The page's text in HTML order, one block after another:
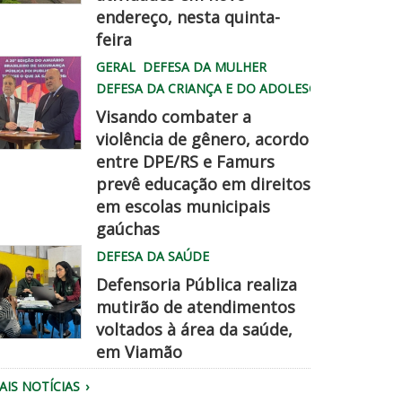
endereço, nesta quinta-
feira
GERAL DEFESA DA MULHER
DEFESA DA CRIANÇA E DO ADOLESCENTE
Visando combater a
violência de gênero, acordo
entre DPE/RS e Famurs
prevê educação em direitos
em escolas municipais
gaúchas
DEFESA DA SAÚDE
Defensoria Pública realiza
mutirão de atendimentos
voltados à área da saúde,
em Viamão
NOTÍCIAS